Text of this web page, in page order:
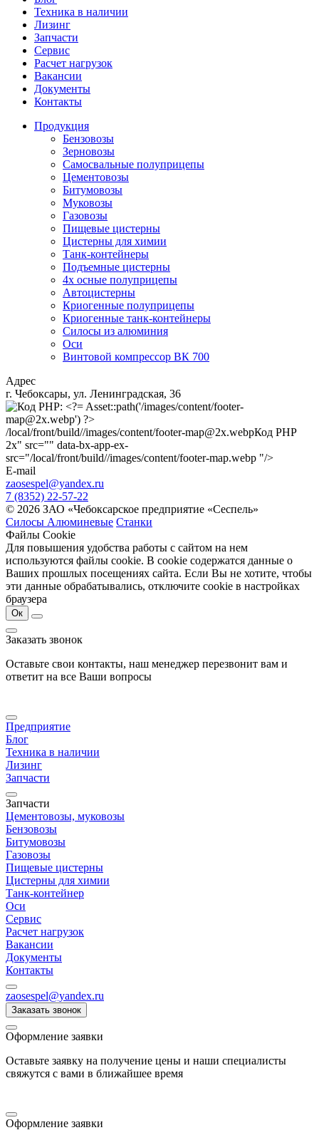
Техника в наличии
Лизинг
Запчасти
Сервис
Расчет нагрузок
Вакансии
Документы
Контакты
Продукция
Бензовозы
Зерновозы
Самосвальные полуприцепы
Цементовозы
Битумовозы
Муковозы
Газовозы
Пищевые цистерны
Цистерны для химии
Танк-контейнеры
Подъемные цистерны
4х осные полуприцепы
Автоцистерны
Криогенные полуприцепы
Криогенные танк-контейнеры
Силосы из алюминия
Оси
Винтовой компрессор ВК 700
Адрес
г. Чебоксары, ул. Ленинградская, 36
/local/front/build//images/content/footer-map@2x.webpКод PHP
2x" src="" data-bx-app-ex-
src="/local/front/build//images/content/footer-map.webp "/>
E-mail
zaosespel@yandex.ru
7 (8352) 22-57-22
© 2026 ЗАО «Чебоксарское предприятие «Сеспель»
Силосы Алюминевые Станки
Файлы Cookie
Для повышения удобства работы с сайтом на нем
используются файлы cookie. В cookie содержатся данные о
Ваших прошлых посещениях сайта. Если Вы не хотите, чтобы
эти данные обрабатывались, отключите cookie в настройках
браузера
Ок
Заказать звонок
Оставьте свои контакты, наш менеджер перезвонит вам и
ответит на все Ваши вопросы
Предприятие
Блог
Техника в наличии
Лизинг
Запчасти
Запчасти
Цементовозы, муковозы
Бензовозы
Битумовозы
Газовозы
Пищевые цистерны
Цистерны для химии
Танк-контейнер
Оси
Сервис
Расчет нагрузок
Вакансии
Документы
Контакты
zaosespel@yandex.ru
Заказать звонок
Оформление заявки
Оставьте заявку на получение цены и наши специалисты
свяжутся с вами в ближайшее время
Оформление заявки